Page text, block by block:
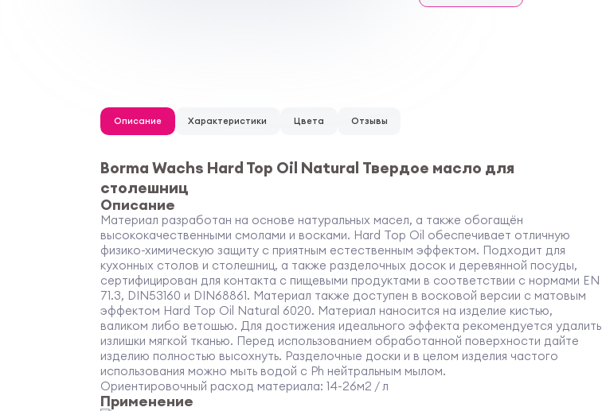
Описание Характеристики Цвета Отзывы
Borma Wachs Hard Top Oil Natural Твердое масло для
столешниц
Описание
Материал разработан на основе натуральных масел, а также обогащён
высококачественными смолами и восками. Hard Top Oil обеспечивает отличную
физико-химическую защиту с приятным естественным эффектом. Подходит для
кухонных столов и столешниц, а также разделочных досок и деревянной посуды,
сертифицирован для контакта с пищевыми продуктами в соответствии с нормами EN
71.3, DIN53160 и DIN68861. Материал также доступен в восковой версии с матовым
эффектом Hard Top Oil Natural 6020. Материал наносится на изделие кистью,
валиком либо ветошью. Для достижения идеального эффекта рекомендуется удалить
излишки мягкой тканью. Перед использованием обработанной поверхности дайте
изделию полностью высохнуть. Разделочные доски и в целом изделия частого
использования можно мыть водой с Ph нейтральным мылом.
Ориентировочный расход материала: 14-26м2 / л
Применение